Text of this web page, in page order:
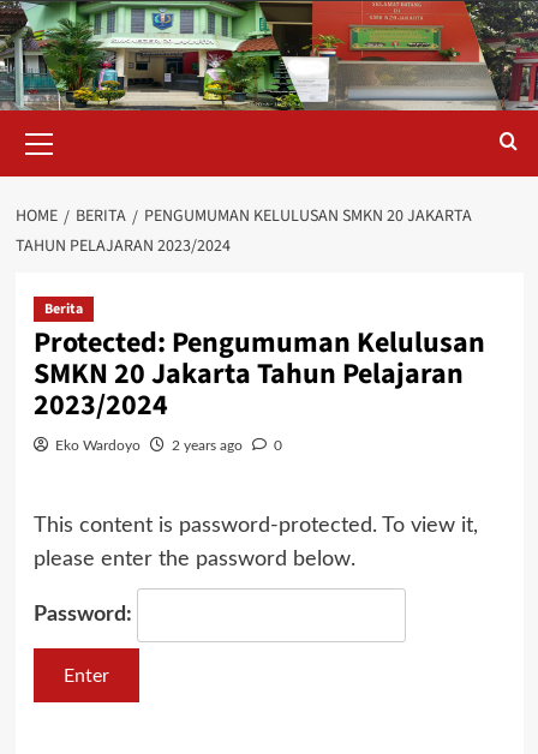
Skip
to
content
Menu
HOME BERITA
PENGUMUMAN KELULUSAN SMKN 20 JAKARTA
TAHUN PELAJARAN 2023/2024
Berita
Protected: Pengumuman Kelulusan
SMKN 20 Jakarta Tahun Pelajaran
2023/2024
Eko Wardoyo 2 years ago 0
This content is password-protected. To view it,
please enter the password below.
Password: